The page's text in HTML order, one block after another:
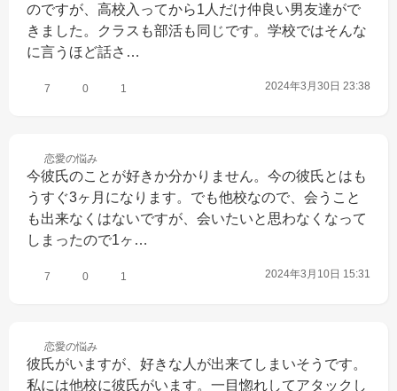
のですが、高校入ってから1人だけ仲良い男友達がで
きました。クラスも部活も同じです。学校ではそんな
に言うほど話さ…
7 0 1 2024年3月30日 23:38
恋愛の悩み
今彼氏のことが好きか分かりません。今の彼氏とはも
うすぐ3ヶ月になります。でも他校なので、会うこと
も出来なくはないですが、会いたいと思わなくなって
しまったので1ヶ…
7 0 1 2024年3月10日 15:31
恋愛の悩み
彼氏がいますが、好きな人が出来てしまいそうです。
私には他校に彼氏がいます。一目惚れしてアタックし